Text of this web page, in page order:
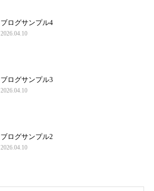
ブログサンプル4
2026.04.10
ブログサンプル3
2026.04.10
ブログサンプル2
2026.04.10